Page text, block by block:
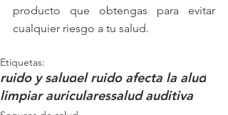
producto que obtengas para evitar
cualquier riesgo a tu salud.
Etiquetas:
ruido y saludel ruido afecta la alud
limpiar auricularessalud auditiva